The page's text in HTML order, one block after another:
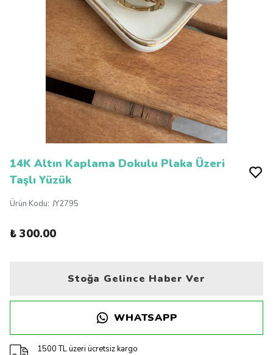
14K Altın Kaplama Dokulu Plaka Üzeri
Taşlı Yüzük
Ürün Kodu: JY2795
₺ 300.00
Stoğa Gelince Haber Ver
WHATSAPP
1500 TL üzeri ücretsiz kargo